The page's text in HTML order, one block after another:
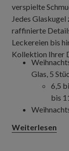
verspielte
Jedes
raffinierte
Leckereien bis
Kollektion Ihrer
Glas, 5
6,5
bis
6,5
Weiterlesen